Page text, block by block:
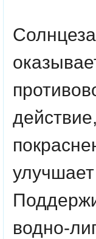
водно-